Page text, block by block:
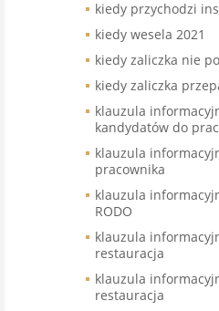
kiedy przychodzi
kiedy wesela 2021
kiedy zaliczka nie
kiedy zaliczka
klauzula
kandydatów do
klauzula
pracownika
klauzula
RODO
klauzula
restauracja
klauzula
restauracja